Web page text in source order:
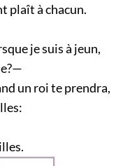
plaît à chacun.
je suis à jeun,
un roi te prendra,